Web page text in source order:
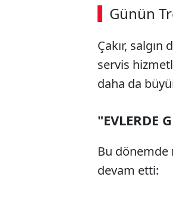
Günün
00:02 / 08:06
Çakır,
servis
daha da
"EVLERDE
Bu dönemde
devam etti: